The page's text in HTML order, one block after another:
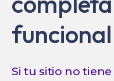
funcional
Si tu sitio no